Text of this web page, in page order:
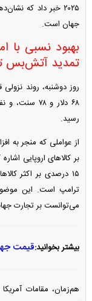
۲۰۲۵ خبر داد که
جهان است.
بهبود نسبی با
تمدید آتش‌بس
رسید.
از عواملی که منجر به
بر کالا‌های اروپایی
۱۵ درصدی بر اکثر
ترامپ است. این
می‌توانست بر تجارت
بیشتر بخوانید:قیمت
هم‌زمان، مقامات